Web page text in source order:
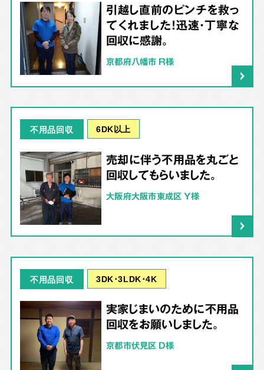
引越し直前のピンチを救っ
てくれました！迅速・丁寧な
回収に感謝。
京都府八幡市 R様
不用品回収 6DK以上
売却に伴う不用品を丸ごと
回収してもらいました。
大阪府大阪市東成区 Y様
不用品回収 3DK･3LDK･4K
実家じまいのために不用品
回収をお願いしました。
京都市伏見区 D様